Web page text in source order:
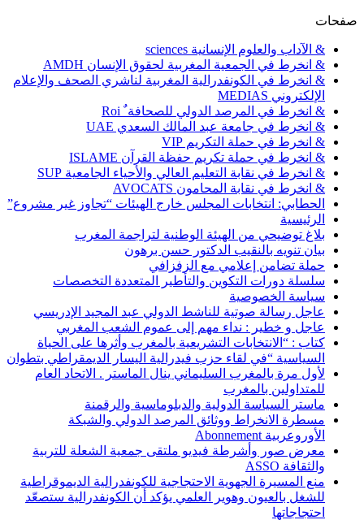
صفحات
& الآداب والعلوم الإنسانية sciences
& انخرط في الجمعية المغربية لحقوق الإنسان AMDH
& انخرط في الكونفدرالية المغربية لناشري الصحف والإعلام
الإلكتروني MEDIAS
& انخرط في المرصد الدولي للصحافة ٌ Roi
& انخرط في جامعة عبد المالك السعدي UAE
& انخرط في حملة التكريم VIP
& انخرط في حملة تكريم حفظة القرآن ISLAME
& انخرط في نقابة التعليم العالي والأحياء الجامعية SUP
& انخرط في نقابة المحامون AVOCATS
الحطابي: انتخابات المجلس خارج الهيئات “تجاوز غير مشروع”
الرئيسية
بلاغ توضيحي من الهيئة الوطنية لتراجمة المغرب
بيان تنويه بالنقيب الدكتور حسن برهون
حملة تضامن إعلامي مع الزفزافي
سلسلة دورات التكوين والتأطير المتعددة التخصصات
سياسة الخصوصية
عاجل رسالة صوتية للناشط الدولي عبد المجيد الإدريسي
عاجل و خطير : نداء مهم إلى عموم الشعب المغربي
كتاب : “الانتخابات التشريعية بالمغرب وأثرها على الحياة
السياسية “في لقاء حزب فيدرالية اليسار الديمقراطي بتطوان
لأول مرة بالمغرب السليماني ينال الماستر . الاتحاد العام
للمتداولين بالمغرب
ماستر السياسة الدولية والدبلوماسية والرقمنة
مسطرة الانخراط ووثائق المرصد الدولي والشبكة
الأوروعربية Abonnement
معرض صور وأشرطة فيديو ملتقى جمعية الشعلة للتربية
والثقافة ASSO
منع المسيرة الجهوية الاحتجاجية للكونفدرالية الديموقراطية
للشغل بالعيون وهوير العلمي يؤكد أن الكونفدرالية ستصعّد
احتجاجاتها